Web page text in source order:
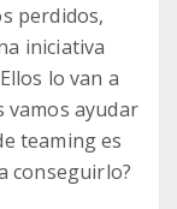
perdidos,
iniciativa
lo van a
ayudar
teaming es
conseguirlo?